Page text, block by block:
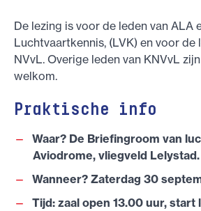
De lezing is voor de leden van ALA
Luchtvaartkennis, (LVK) en voor de
NVvL. Overige leden van KNVvL
welkom.
Praktische info
Waar? De Briefingroom van
Aviodrome, vliegveld Lelystad.
Wanneer? Zaterdag 30
Tijd: zaal open 13.00 uur, start